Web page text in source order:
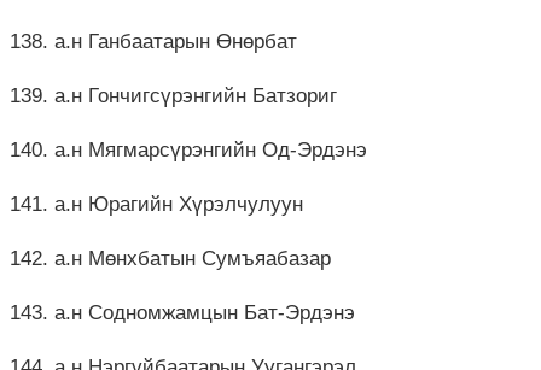
138. а.н Ганбаатарын Өнөрбат
139. а.н Гончигсүрэнгийн Батзориг
140. а.н Мягмарсүрэнгийн Од-Эрдэнэ
141. а.н Юрагийн Хүрэлчулуун
142. а.н Мөнхбатын Сумъяабазар
143. а.н Содномжамцын Бат-Эрдэнэ